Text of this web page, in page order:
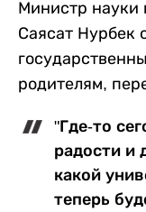
Министр науки
Саясат Нурбек
родителям,
"Где-то
радости и
какой
теперь